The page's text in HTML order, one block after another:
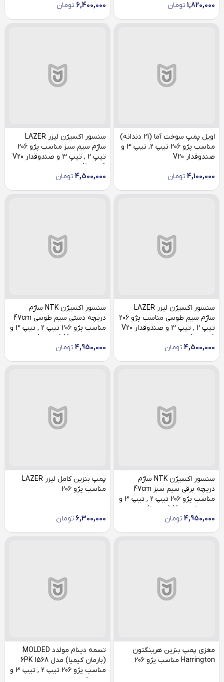
1,820,000 تومان 6,400,000 تومان
اویل پمپ سوخت آما (21 دندانه)
مناسب پژو 206 تیپ 2, تیپ 3 و
صندوقدار V20
4,100,000 تومان
سنسور اکسیژن لیزر LAZER
ساژم سیم سبز مناسب پژو 206
تیپ 2 , تیپ 3 و صندوقدار V20
(بعد 90)
4,500,000 تومان
سنسور اکسیژن لیزر LAZER
ساژم سیم طوسی مناسب پژو 206
تیپ 2 , تیپ 3 و صندوقدار V20
(قبل 90)
4,500,000 تومان
سنسور اکسیژن NTK ساژم
دریچه دستی سیم طوسی 47cm
مناسب پژو 206 تیپ 2 , تیپ 3 و
صندوقدار V20 (قبل 90)
4,950,000 تومان
سنسور اکسیژن NTK ساژم
دریچه برقی سیم سبز 47cm
مناسب پژو 206 تیپ 2 , تیپ 3 و
صندوقدار V20 (بعد 90)
4,950,000 تومان
پمپ بنزین کامل لیزر LAZER
مناسب پژو 206
6,300,000 تومان
مغزی پمپ بنزین هرینگتون
Harrington مناسب پژو 206
تسمه دینام مولدد MOLDED
(بارمان کیمیا) مدل 6PK 1568
مناسب پژو 206 تیپ 2 , تیپ 3 و